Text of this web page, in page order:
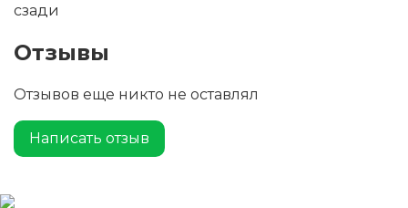
сзади
Отзывы
Отзывов еще никто не оставлял
Написать отзыв